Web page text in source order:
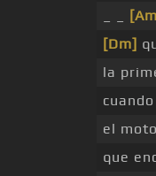
[Dm]
la
el
que